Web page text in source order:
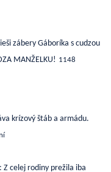
zábery Gáboríka s cudzou
MANŽELKU! 1148
krízový štáb a armádu.
celej rodiny prežila iba